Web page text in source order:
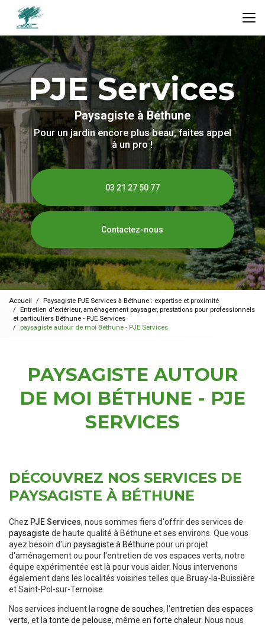
contenu
principal
Paysagiste à Béthune
Pour un jardin encore plus beau, faites appel
à un pro !
03 21 27 50 77
Contactez-nous
Accueil
Paysagiste PJE Services à Béthune : expertise et proximité
Entretien d'extérieur, aménagement paysager, prestations pour professionnels
et particuliers Béthune - PJE Services
paysagiste autour de moi Béthune - PJE Services
PAYSAGISTE AUTOUR
DE MOI BÉTHUNE - PJE
SERVICES
DÉCOUVREZ NOS SERVICES DE
PAYSAGISTE À BÉTHUNE
Chez PJE Services, nous sommes fiers d'offrir des services de
paysagiste de haute qualité à Béthune et ses environs. Que vous
ayez besoin d'un paysagiste à Béthune pour un projet
d'aménagement ou pour l'entretien de vos espaces verts, notre
équipe expérimentée est là pour vous aider. Nous intervenons
également dans les localités voisines telles que Bruay-la-Buissière
et Saint-Pol-sur-Ternoise.
Nos services incluent la rogne de souches, l'entretien des espaces
verts, et la tonte de pelouse, même en forte chaleur. Nous nous